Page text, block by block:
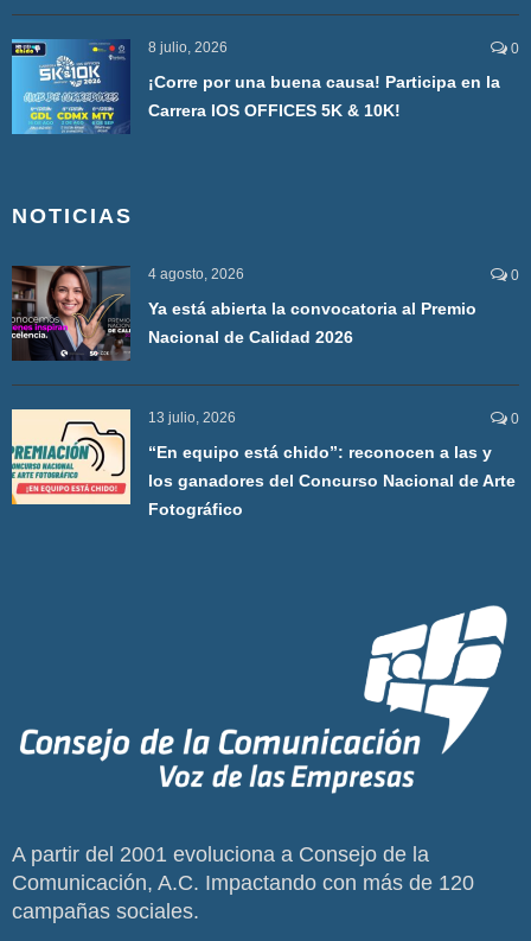
8 julio, 2026 0
¡Corre por una buena causa! Participa en la
Carrera IOS OFFICES 5K & 10K!
NOTICIAS
4 agosto, 2026 0
Ya está abierta la convocatoria al Premio
Nacional de Calidad 2026
13 julio, 2026 0
“En equipo está chido”: reconocen a las y
los ganadores del Concurso Nacional de Arte
Fotográfico
A partir del 2001 evoluciona a Consejo de la
Comunicación, A.C. Impactando con más de 120
campañas sociales.